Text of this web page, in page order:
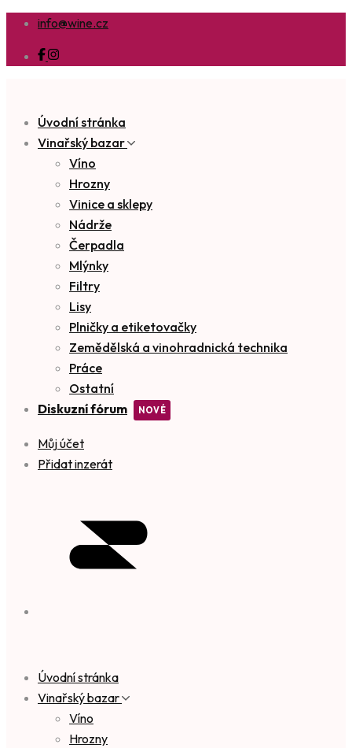
info@wine.cz
Úvodní stránka
Vinařský bazar
Víno
Hrozny
Vinice a sklepy
Nádrže
Čerpadla
Mlýnky
Filtry
Lisy
Plničky a etiketovačky
Zemědělská a vinohradnická technika
Práce
Ostatní
Diskuzní fórum
Můj účet
Přidat inzerát
Úvodní stránka
Vinařský bazar
Víno
Hrozny